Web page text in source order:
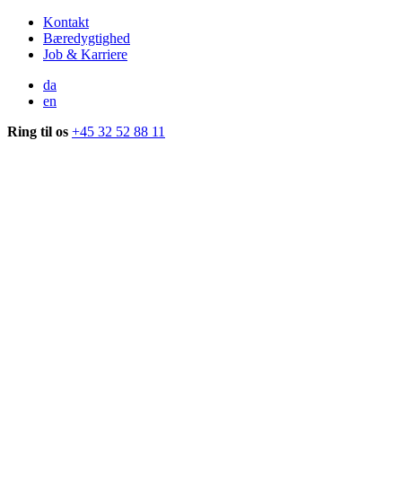
Kontakt
Bæredygtighed
Job & Karriere
da
en
Ring til os +45 32 52 88 11